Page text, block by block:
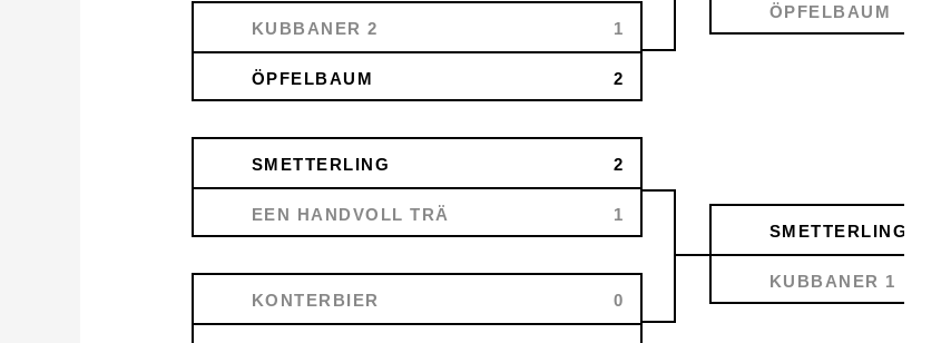
KUBBANER 2 1
ÖPFELBAUM 2
SMETTERLING 2
EEN HANDVOLL TRÄ 1
KONTERBIER 0
ÖPFELBAUM
SMETTERLING
KUBBANER 1